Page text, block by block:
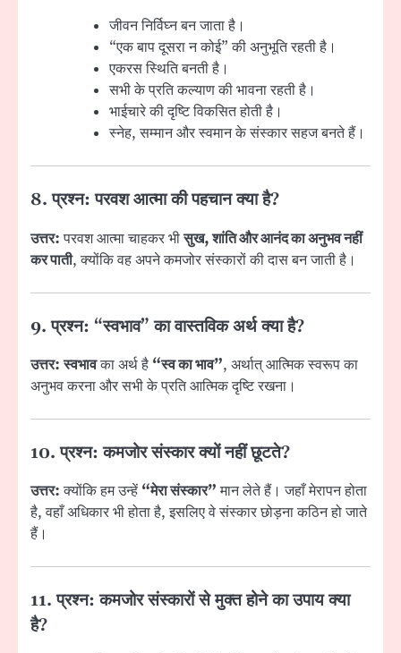
जीवन निर्विघ्न बन जाता है।
“एक बाप दूसरा न कोई” की अनुभूति रहती है।
एकरस स्थिति बनती है।
सभी के प्रति कल्याण की भावना रहती है।
भाईचारे की दृष्टि विकसित होती है।
स्नेह, सम्मान और स्वमान के संस्कार सहज बनते हैं।
8. प्रश्न: परवश आत्मा की पहचान क्या है?
उत्तर:परवश आत्मा चाहकर भीसुख, शांति और आनंद का अनुभव नहीं
कर पाती, क्योंकि वह अपने कमजोर संस्कारों की दास बन जाती है।
9. प्रश्न: “स्वभाव” का वास्तविक अर्थ क्या है?
उत्तर: स्वभावका अर्थ है “स्व का भाव”, अर्थात् आत्मिक स्वरूप का
अनुभव करना और सभी के प्रति आत्मिक दृष्टि रखना।
10. प्रश्न: कमजोर संस्कार क्यों नहीं छूटते?
उत्तर:क्योंकि हम उन्हें “मेरा संस्कार”मान लेते हैं। जहाँ मेरापन होता
है, वहाँ अधिकार भी होता है, इसलिए वे संस्कार छोड़ना कठिन हो जाते
हैं।
11. प्रश्न: कमजोर संस्कारों से मुक्त होने का उपाय क्या
है?